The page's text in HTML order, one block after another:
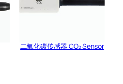
二氧化碳传感器 CO₂ Sensor